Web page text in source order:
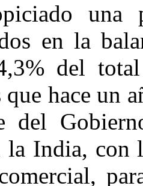
una
en la
del
hace un
del
la India,